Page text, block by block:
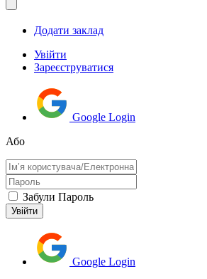
Додати заклад
Увійти
Зареєструватися
Google Login
Або
Забули Пароль
Google Login